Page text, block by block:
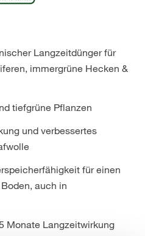
Langzeitdünger für
immergrüne Hecken &
tiefgrüne Pflanzen
und verbessertes
für einen
auch in
Monate Langzeitwirkung